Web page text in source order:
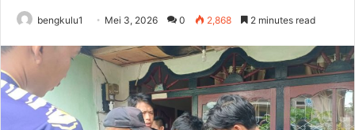
bengkulu1 Mei 3, 2026 0 2,868 2 minutes read